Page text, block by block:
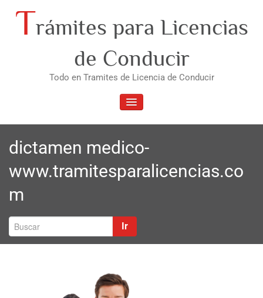
contenido
Trámites para Licencias
de Conducir
Todo en Tramites de Licencia de Conducir
ALTERNAR
dictamen medico-
www.tramitesparalicencias.co
m
Ir